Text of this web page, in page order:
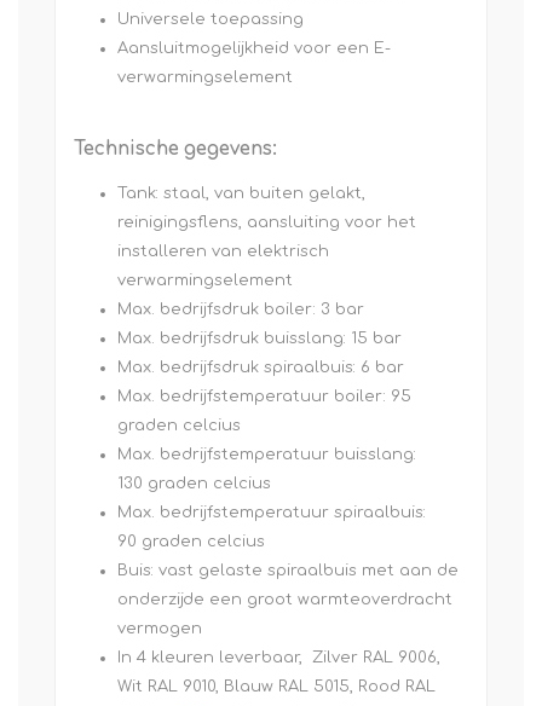
Universele toepassing
Aansluitmogelijkheid voor een E-
verwarmingselement
Technische gegevens:
Tank: staal, van buiten gelakt,
reinigingsflens, aansluiting voor het
installeren van elektrisch
verwarmingselement
Max. bedrijfsdruk boiler: 3 bar
Max. bedrijfsdruk buisslang: 15 bar
Max. bedrijfsdruk spiraalbuis: 6 bar
Max. bedrijfstemperatuur boiler: 95
graden celcius
Max. bedrijfstemperatuur buisslang:
130 graden celcius
Max. bedrijfstemperatuur spiraalbuis:
90 graden celcius
Buis: vast gelaste spiraalbuis met aan de
onderzijde een groot warmteoverdracht
vermogen
In 4 kleuren leverbaar, Zilver RAL 9006,
Wit RAL 9010, Blauw RAL 5015, Rood RAL